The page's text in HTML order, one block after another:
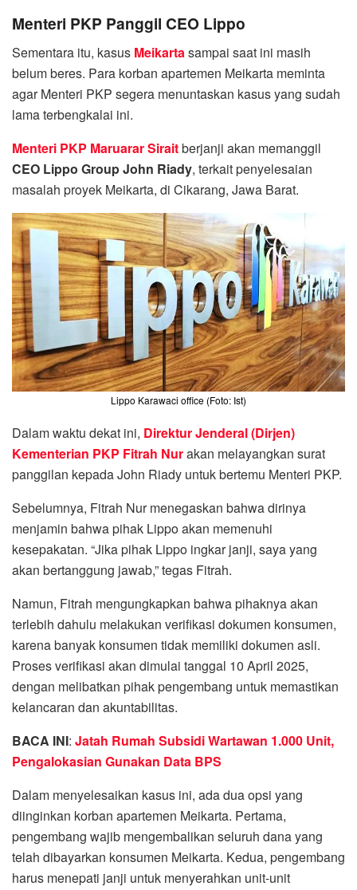
Menteri PKP Panggil CEO Lippo
Sementara itu, kasus Meikartasampai saat ini masih
belum beres. Para korban apartemen Meikarta meminta
agar Menteri PKP segera menuntaskan kasus yang sudah
lama terbengkalai ini.
Menteri PKP Maruarar Siraitberjanji akan memanggil
CEO Lippo Group John Riady, terkait penyelesaian
masalah proyek Meikarta, di Cikarang, Jawa Barat.
Lippo Karawaci office (Foto: Ist)
Dalam waktu dekat ini, Direktur Jenderal (Dirjen)
Kementerian PKP Fitrah Nurakan melayangkan surat
panggilan kepada John Riady untuk bertemu Menteri PKP.
Sebelumnya, Fitrah Nur menegaskan bahwa dirinya
menjamin bahwa pihak Lippo akan memenuhi
kesepakatan. “Jika pihak Lippo ingkar janji, saya yang
akan bertanggung jawab,” tegas Fitrah.
Namun, Fitrah mengungkapkan bahwa pihaknya akan
terlebih dahulu melakukan verifikasi dokumen konsumen,
karena banyak konsumen tidak memiliki dokumen asli.
Proses verifikasi akan dimulai tanggal 10 April 2025,
dengan melibatkan pihak pengembang untuk memastikan
kelancaran dan akuntabilitas.
BACA INI: Jatah Rumah Subsidi Wartawan 1.000 Unit,
Pengalokasian Gunakan Data BPS
Dalam menyelesaikan kasus ini, ada dua opsi yang
diinginkan korban apartemen Meikarta. Pertama,
pengembang wajib mengembalikan seluruh dana yang
telah dibayarkan konsumen Meikarta. Kedua, pengembang
harus menepati janji untuk menyerahkan unit-unit